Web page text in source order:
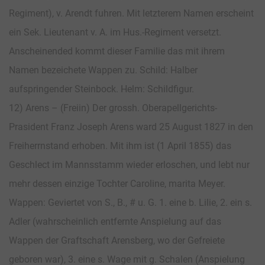
Regiment), v. Arendt fuhren. Mit letzterem Namen erscheint
ein Sek. Lieutenant v. A. im Hus.-Regiment versetzt.
Anscheinended kommt dieser Familie das mit ihrem
Namen bezeichete Wappen zu. Schild: Halber
aufspringender Steinbock. Helm: Schildfigur.
12) Arens – (Freiin) Der grossh. Oberapellgerichts-
Prasident Franz Joseph Arens ward 25 August 1827 in den
Freiherrnstand erhoben. Mit ihm ist (1 April 1855) das
Geschlect im Mannsstamm wieder erloschen, und lebt nur
mehr dessen einzige Tochter Caroline, marita Meyer.
Wappen: Geviertet von S., B., # u. G. 1. eine b. Lilie, 2. ein s.
Adler (wahrscheinlich entfernte Anspielung auf das
Wappen der Graftschaft Arensberg, wo der Gefreiete
geboren war), 3. eine s. Wage mit g. Schalen (Anspielung